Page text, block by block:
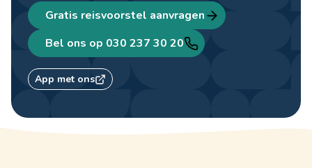
Gratis reisvoorstel aanvragen
Bel ons op 030 237 30 20
App met ons